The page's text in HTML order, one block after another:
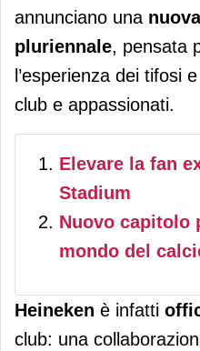
annunciano una
pluriennale, pensata
l’esperienza dei tifosi
club e appassionati.
Elevare la fan
Stadium
Nuovo capitolo
mondo del
Heineken è infatti
club: una